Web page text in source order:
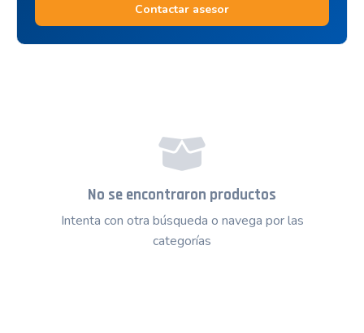
Contactar asesor
No se encontraron productos
Intenta con otra búsqueda o navega por las
categorías